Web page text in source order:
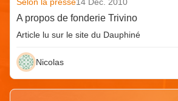
A propos de fonderie Trivino
Article lu sur le site du Dauphiné
Nicolas